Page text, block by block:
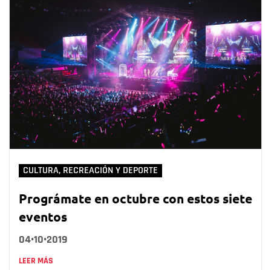
CULTURA, RECREACIÓN Y DEPORTE
Prográmate en octubre con estos siete
eventos
04•10•2019
LEER MÁS